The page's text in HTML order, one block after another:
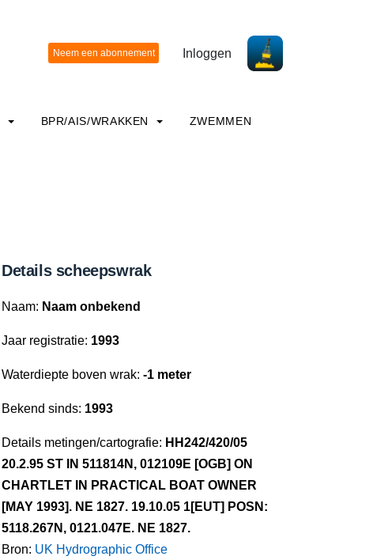
Inloggen
BPR/AIS/WRAKKEN ZWEMMEN
Details scheepswrak
Naam: Naam onbekend
Jaar registratie: 1993
Waterdiepte boven wrak: -1 meter
Bekend sinds: 1993
Details metingen/cartografie: HH242/420/05
20.2.95 ST IN 511814N, 012109E [OGB] ON
CHARTLET IN PRACTICAL BOAT OWNER
[MAY 1993]. NE 1827. 19.10.05 1[EUT] POSN:
5118.267N, 0121.047E. NE 1827.
Bron: UK Hydrographic Office